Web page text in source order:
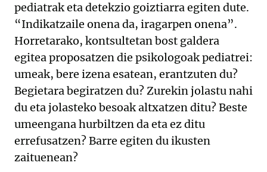
pediatrak eta detekzio goiztiarra egiten dute.
“Indikatzaile onena da, iragarpen onena”.
Horretarako, kontsultetan bost galdera
egitea proposatzen die psikologoak pediatrei:
umeak, bere izena esatean, erantzuten du?
Begietara begiratzen du? Zurekin jolastu nahi
du eta jolasteko besoak altxatzen ditu? Beste
umeengana hurbiltzen da eta ez ditu
errefusatzen? Barre egiten du ikusten
zaituenean?